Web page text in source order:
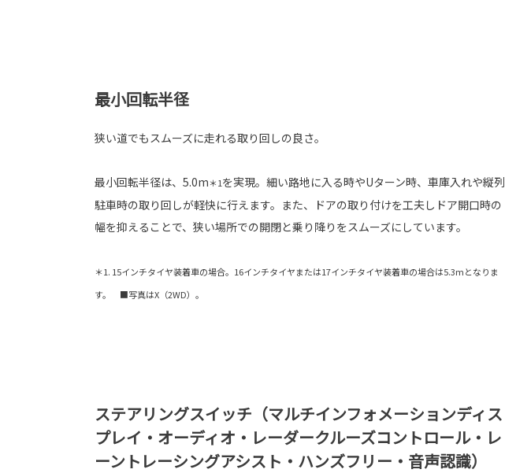
最小回転半径
狭い道でもスムーズに走れる取り回しの良さ。
最小回転半径は、5.0m＊1を実現。細い路地に入る時やUターン時、車庫入れや縦列
駐車時の取り回しが軽快に行えます。また、ドアの取り付けを工夫しドア開口時の
幅を抑えることで、狭い場所での開閉と乗り降りをスムーズにしています。
＊1. 15インチタイヤ装着車の場合。16インチタイヤまたは17インチタイヤ装着車の場合は5.3mとなりま
す。 ■写真はX（2WD）。
ステアリングスイッチ（マルチインフォメーションディス
プレイ・オーディオ・レーダークルーズコントロール・レ
ーントレーシングアシスト・ハンズフリー・音声認識）